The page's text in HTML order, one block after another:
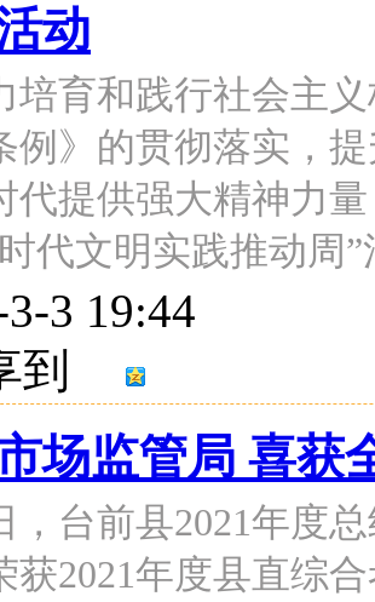
动
培育和践行社会主
例》的贯彻落实，
代提供强大精神力
代文明实践推动周”
3 19:44
到
场监管局 喜获
，台前县2021年度
获2021年度县直综